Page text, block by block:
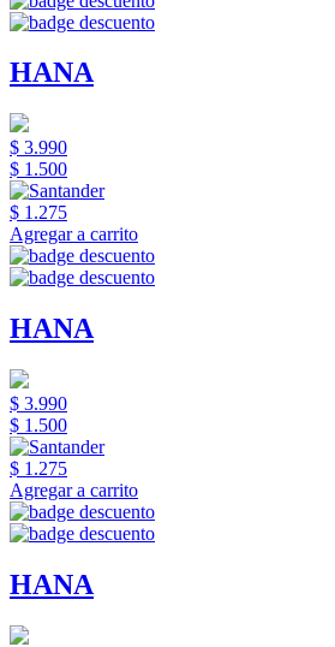
HANA
$ 3.990
$ 1.500
$ 1.275
Agregar a carrito
HANA
$ 3.990
$ 1.500
$ 1.275
Agregar a carrito
HANA